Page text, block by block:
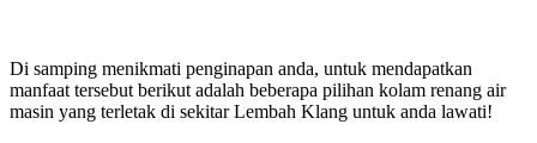
Di samping menikmati penginapan anda, untuk mendapatkan
manfaat tersebut berikut adalah beberapa pilihan kolam renang air
masin yang terletak di sekitar Lembah Klang untuk anda lawati!